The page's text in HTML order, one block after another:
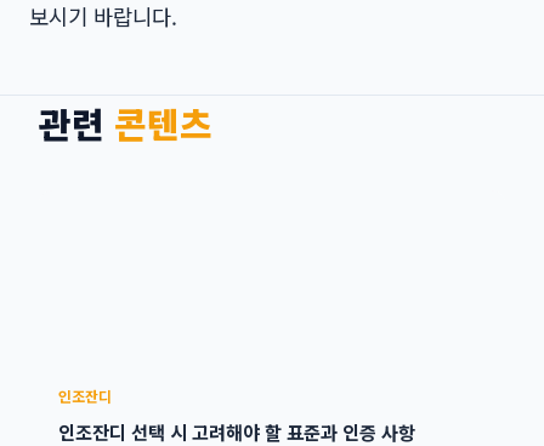
보시기 바랍니다.
관련 콘텐츠
인조잔디
인조잔디 선택 시 고려해야 할 표준과 인증 사항